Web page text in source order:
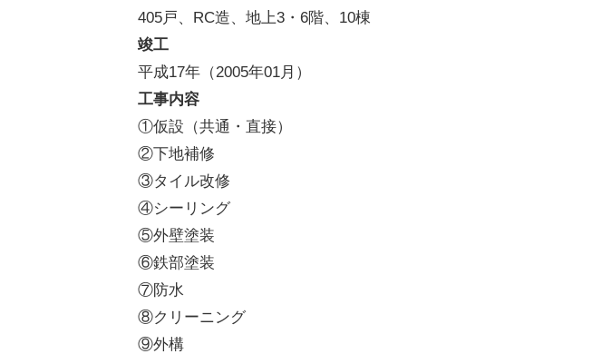
405戸、RC造、地上3・6階、10棟
竣工
平成17年（2005年01月）
工事内容
①仮設（共通・直接）
②下地補修
③タイル改修
④シーリング
⑤外壁塗装
⑥鉄部塗装
⑦防水
⑧クリーニング
⑨外構